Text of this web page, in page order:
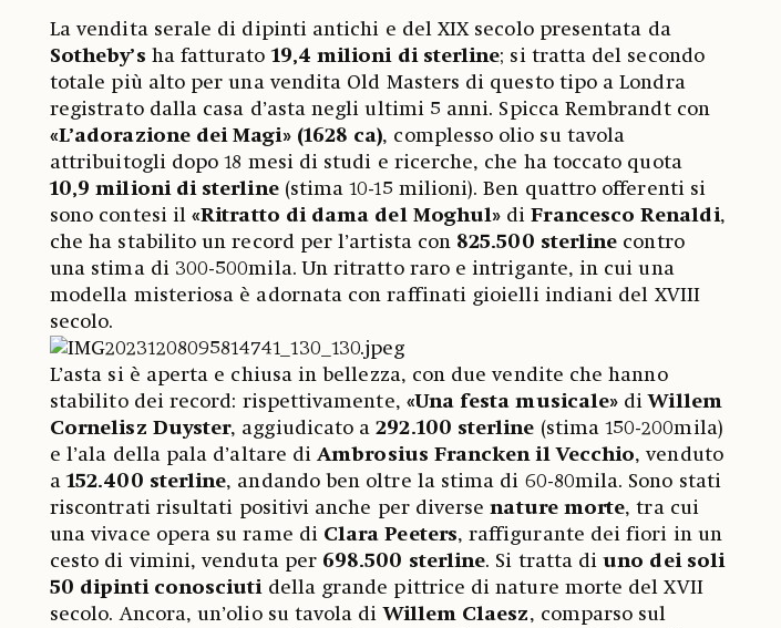
La vendita serale di dipinti antichi e del XIX secolo presentata da
Sotheby’s ha fatturato19,4 milioni di sterline; si tratta del secondo
totale più alto per una vendita Old Masters di questo tipo a Londra
registrato dalla casa d’asta negli ultimi 5 anni. Spicca Rembrandt con
«L’adorazione dei Magi» (1628 ca), complesso olio su tavola
attribuitogli dopo 18 mesi di studi e ricerche, che ha toccato quota
10,9 milioni di sterline (stima 10-15 milioni). Ben quattro offerenti si
sono contesi il«Ritratto di dama del Moghul» diFrancesco Renaldi,
che ha stabilito un record per l’artista con 825.500 sterline contro
una stima di 300-500mila. Un ritratto raro e intrigante, in cui una
modella misteriosa è adornata con raffinati gioielli indiani del XVIII
secolo.
L’asta si è aperta e chiusa in bellezza, con due vendite che hanno
stabilito dei record: rispettivamente, «Una festa musicale» diWillem
Cornelisz Duyster, aggiudicato a292.100 sterline (stima 150-200mila)
e l’ala della pala d’altare di Ambrosius Francken il Vecchio, venduto
a 152.400 sterline, andando ben oltre la stima di 60-80mila. Sono stati
riscontrati risultati positivi anche per diversenature morte, tra cui
una vivace opera su rame diClara Peeters, raffigurante dei fiori in un
cesto di vimini, venduta per698.500 sterline. Si tratta diuno dei soli
50 dipinti conosciuti della grande pittrice di nature morte del XVII
secolo. Ancora, un’olio su tavola diWillem Claesz, comparso sul